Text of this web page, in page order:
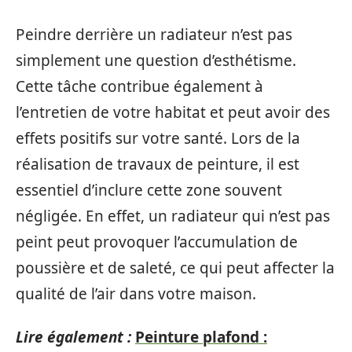
Peindre derrière un radiateur n’est pas
simplement une question d’esthétisme.
Cette tâche contribue également à
l’entretien de votre habitat et peut avoir des
effets positifs sur votre santé. Lors de la
réalisation de travaux de peinture, il est
essentiel d’inclure cette zone souvent
négligée. En effet, un radiateur qui n’est pas
peint peut provoquer l’accumulation de
poussière et de saleté, ce qui peut affecter la
qualité de l’air dans votre maison.
Lire également : Peinture plafond :